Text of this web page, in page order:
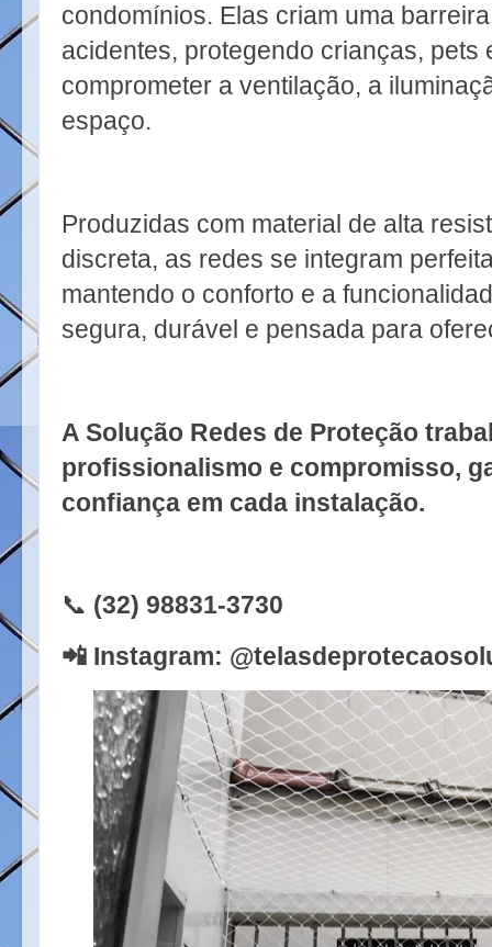
condomínios. Elas criam uma
acidentes, protegendo crianças, pets
comprometer a ventilação, a
espaço.
Produzidas com material de alta
discreta, as redes se integram
mantendo o conforto e a
segura, durável e pensada para
A Solução Redes de Proteção
profissionalismo e compromisso,
confiança em cada instalação.
📞 (32) 98831-3730
📲 Instagram: